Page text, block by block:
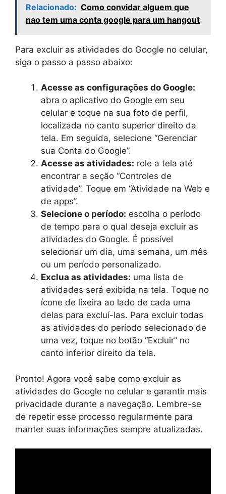
Relacionado: Como convidar alguem que
nao tem uma conta google para um hangout
Para excluir as atividades do Google no celular,
siga o passo a passo abaixo:
Acesse as configurações do Google:
abra o aplicativo do Google em seu
celular e toque na sua foto de perfil,
localizada no canto superior direito da
tela. Em seguida, selecione “Gerenciar
sua Conta do Google”.
Acesse as atividades: role a tela até
encontrar a seção “Controles de
atividade”. Toque em “Atividade na Web e
de apps”.
Selecione o período: escolha o período
de tempo para o qual deseja excluir as
atividades do Google. É possível
selecionar um dia, uma semana, um mês
ou um período personalizado.
Exclua as atividades: uma lista de
atividades será exibida na tela. Toque no
ícone de lixeira ao lado de cada uma
delas para excluí-las. Para excluir todas
as atividades do período selecionado de
uma vez, toque no botão “Excluir” no
canto inferior direito da tela.
Pronto! Agora você sabe como excluir as
atividades do Google no celular e garantir mais
privacidade durante a navegação. Lembre-se
de repetir esse processo regularmente para
manter suas informações sempre atualizadas.